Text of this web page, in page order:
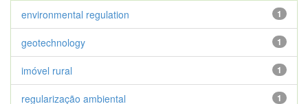
1
environmental regulation
1
geotechnology
1
imóvel rural
1
regularização ambiental